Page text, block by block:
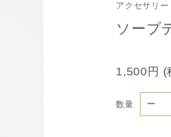
アクセサリー
ソープ
1,500円 (
数量